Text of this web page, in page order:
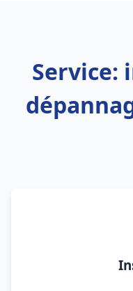
Service: